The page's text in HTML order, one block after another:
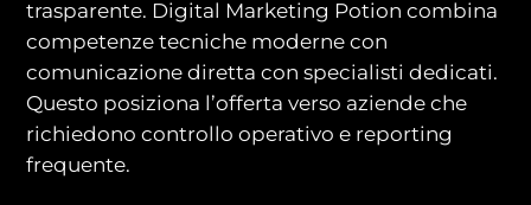
trasparente. Digital Marketing Potion combina
competenze tecniche moderne con
comunicazione diretta con specialisti dedicati.
Questo posiziona l’offerta verso aziende che
richiedono controllo operativo e reporting
frequente.